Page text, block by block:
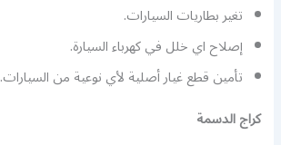
تغير بطاريات السيارات.
إصلاح اي خلل في كهرباء السيارة.
تأمين قطع غيار أصلية لأي نوعية من السيارات.
كراج الدسمة